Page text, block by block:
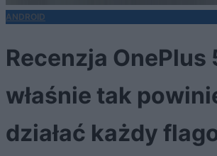
ANDROID
Recenzja OnePlus
właśnie tak
działać każdy